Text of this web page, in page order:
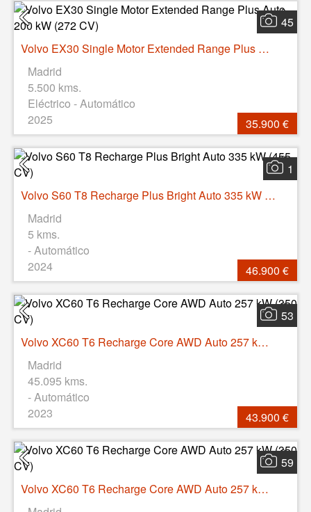
45
Volvo EX30 Single Motor Extended Range Plus Auto 200 kW (272 CV)
Madrid
5.500 kms.
Eléctrico - Automático
2025
35.900 €
1
Volvo S60 T8 Recharge Plus Bright Auto 335 kW (455 CV)
Madrid
5 kms.
- Automático
2024
46.900 €
53
Volvo XC60 T6 Recharge Core AWD Auto 257 kW (350 CV)
Madrid
45.095 kms.
- Automático
2023
43.900 €
59
Volvo XC60 T6 Recharge Core AWD Auto 257 kW (350 CV)